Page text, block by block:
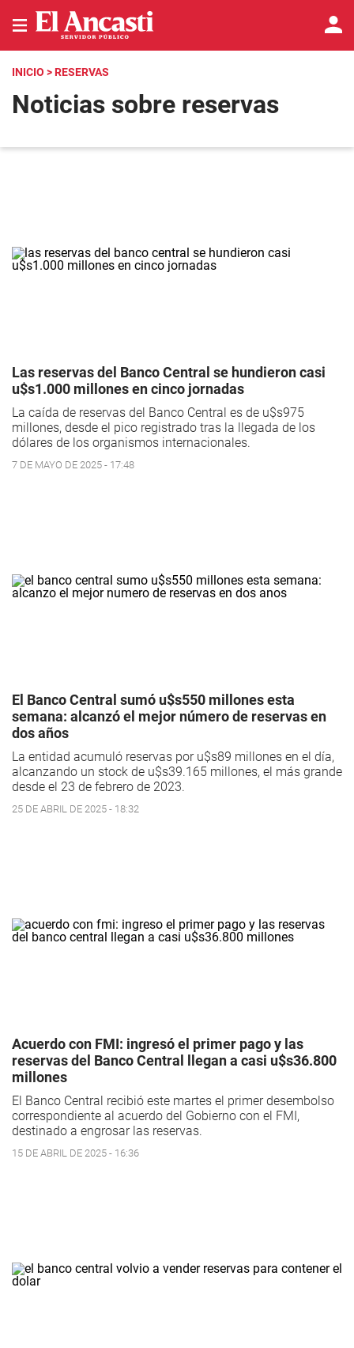
INICIO > RESERVAS
Noticias sobre reservas
Las reservas del Banco Central se hundieron casi
u$s1.000 millones en cinco jornadas
La caída de reservas del Banco Central es de u$s975
millones, desde el pico registrado tras la llegada de los
dólares de los organismos internacionales.
7 DE MAYO DE 2025 - 17:48
El Banco Central sumó u$s550 millones esta
semana: alcanzó el mejor número de reservas en
dos años
La entidad acumuló reservas por u$s89 millones en el día,
alcanzando un stock de u$s39.165 millones, el más grande
desde el 23 de febrero de 2023.
25 DE ABRIL DE 2025 - 18:32
Acuerdo con FMI: ingresó el primer pago y las
reservas del Banco Central llegan a casi u$s36.800
millones
El Banco Central recibió este martes el primer desembolso
correspondiente al acuerdo del Gobierno con el FMI,
destinado a engrosar las reservas.
15 DE ABRIL DE 2025 - 16:36